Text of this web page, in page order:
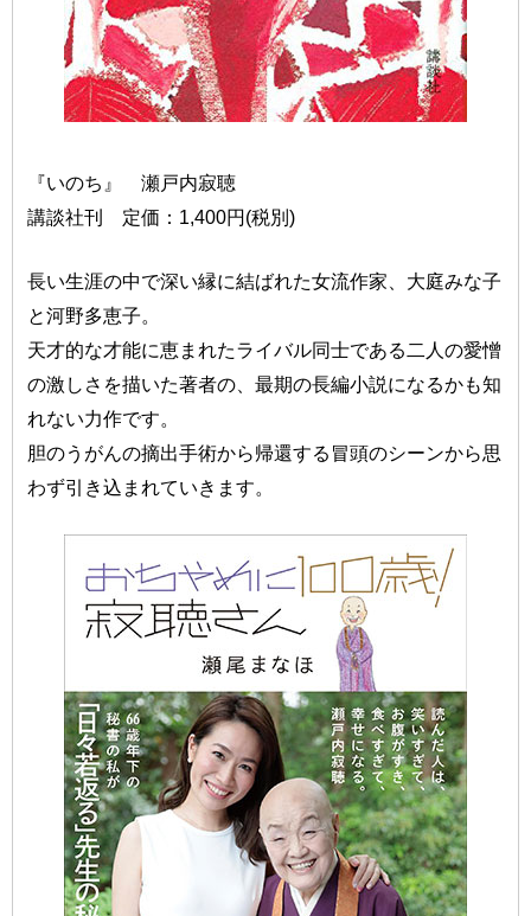
『いのち』 瀬戸内寂聴
講談社刊 定価：1,400円(税別)
長い生涯の中で深い縁に結ばれた女流作家、大庭みな子
と河野多恵子。
天才的な才能に恵まれたライバル同士である二人の愛憎
の激しさを描いた著者の、最期の長編小説になるかも知
れない力作です。
胆のうがんの摘出手術から帰還する冒頭のシーンから思
わず引き込まれていきます。